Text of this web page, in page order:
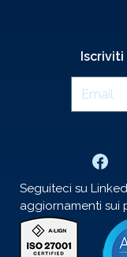
Seguiteci su
aggiornamenti sui